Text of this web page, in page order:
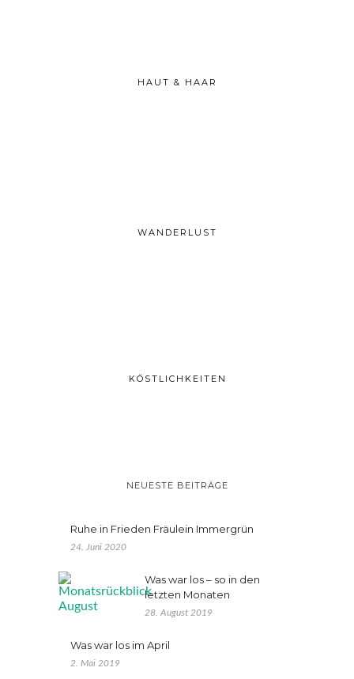
HAUT & HAAR
WANDERLUST
KÖSTLICHKEITEN
NEUESTE BEITRÄGE
Ruhe in Frieden Fräulein Immergrün
24. Juni 2020
Was war los – so in den
letzten Monaten
28. August 2019
Was war los im April
2. Mai 2019